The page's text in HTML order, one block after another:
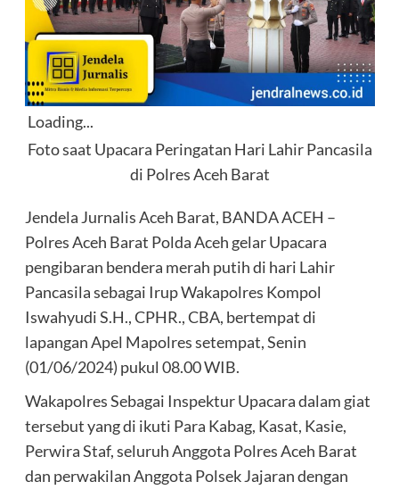
Loading...
Foto saat Upacara Peringatan Hari Lahir Pancasila
di Polres Aceh Barat
Jendela Jurnalis Aceh Barat, BANDA ACEH –
Polres Aceh Barat Polda Aceh gelar Upacara
pengibaran bendera merah putih di hari Lahir
Pancasila sebagai Irup Wakapolres Kompol
Iswahyudi S.H., CPHR., CBA, bertempat di
lapangan Apel Mapolres setempat, Senin
(01/06/2024) pukul 08.00 WIB.
Wakapolres Sebagai Inspektur Upacara dalam giat
tersebut yang di ikuti Para Kabag, Kasat, Kasie,
Perwira Staf, seluruh Anggota Polres Aceh Barat
dan perwakilan Anggota Polsek Jajaran dengan